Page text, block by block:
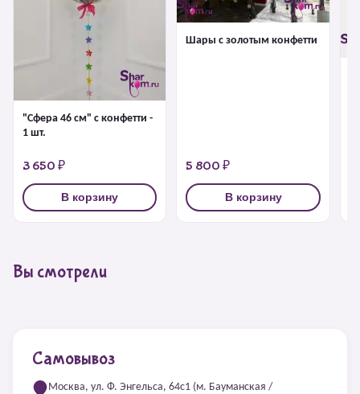
"Сфера 46 см" с конфетти -
1 шт.
3 650 ₽
В корзину
Шары с золотым конфетти
5 800 ₽
В корзину
Вы смотрели
Самовывоз
Москва, ул. Ф. Энгельса, 64с1 (м. Бауманская /